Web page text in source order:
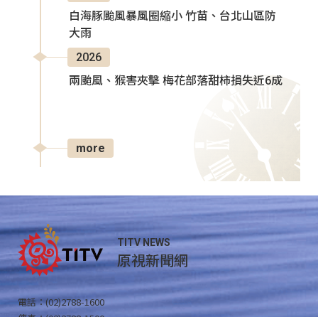
白海豚颱風暴風圈縮小 竹苗、台北山區防
大雨
2026
兩颱風、猴害夾擊 梅花部落甜柿損失近6成
more
TITV NEWS
原視新聞網
電話：(02)2788-1600